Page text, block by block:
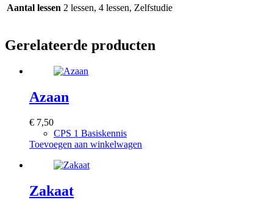
Aantal lessen 2 lessen, 4 lessen, Zelfstudie
Gerelateerde producten
Azaan
€ 7,50
CPS 1 Basiskennis
Toevoegen aan winkelwagen
Zakaat